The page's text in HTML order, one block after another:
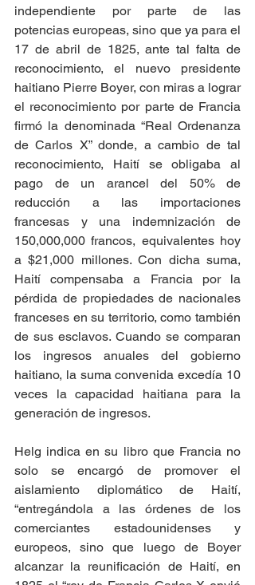
independiente por parte de las
potencias europeas, sino que ya para el
17 de abril de 1825, ante tal falta de
reconocimiento, el nuevo presidente
haitiano Pierre Boyer, con miras a lograr
el reconocimiento por parte de Francia
firmó la denominada “Real Ordenanza
de Carlos X” donde, a cambio de tal
reconocimiento, Haití se obligaba al
pago de un arancel del 50% de
reducción a las importaciones
francesas y una indemnización de
150,000,000 francos, equivalentes hoy
a $21,000 millones. Con dicha suma,
Haití compensaba a Francia por la
pérdida de propiedades de nacionales
franceses en su territorio, como también
de sus esclavos. Cuando se comparan
los ingresos anuales del gobierno
haitiano, la suma convenida excedía 10
veces la capacidad haitiana para la
generación de ingresos.
Helg indica en su libro que Francia no
solo se encargó de promover el
aislamiento diplomático de Haití,
“entregándola a las órdenes de los
comerciantes estadounidenses y
europeos, sino que luego de Boyer
alcanzar la reunificación de Haití, en